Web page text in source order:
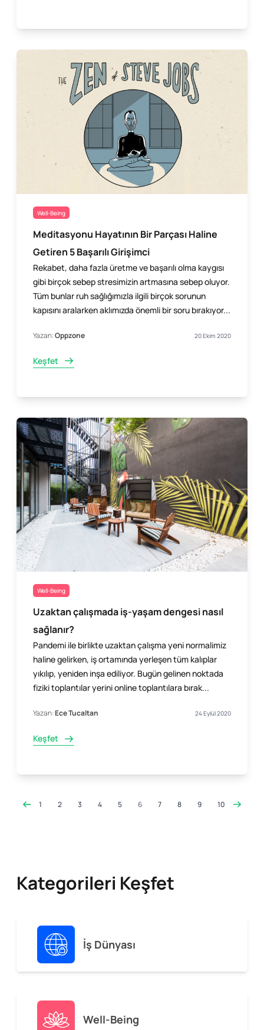
Well-Being
Meditasyonu Hayatının Bir Parçası Haline
Getiren 5 Başarılı Girişimci
Rekabet, daha fazla üretme ve başarılı olma kaygısı
gibi birçok sebep stresimizin artmasına sebep oluyor.
Tüm bunlar ruh sağlığımızla ilgili birçok sorunun
kapısını aralarken aklımızda önemli bir soru bırakıyor...
Yazan:Oppzone 20 Ekim 2020
Keşfet
Well-Being
Uzaktan çalışmada iş-yaşam dengesi nasıl
sağlanır?
Pandemi ile birlikte uzaktan çalışma yeni normalimiz
haline gelirken, iş ortamında yerleşen tüm kalıplar
yıkılıp, yeniden inşa ediliyor. Bugün gelinen noktada
fiziki toplantılar yerini online toplantılara bırak...
Yazan:Ece Tucaltan 24 Eylül 2020
Keşfet
1 2 3 4 5 6 7 8 9 10
Kategorileri Keşfet
İş Dünyası
Well-Being